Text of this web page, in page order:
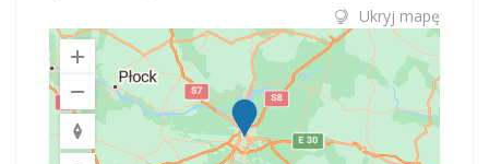
Ukryj mapę